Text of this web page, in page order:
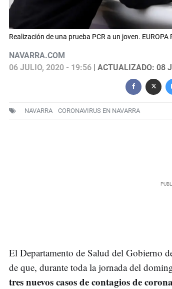
Realización de una prueba PCR a un joven. EUROPA
NAVARRA.COM
06 JULIO, 2020 - 19:56| ACTUALIZADO: 08
NAVARRA CORONAVIRUS EN NAVARRA
El Departamento de Salud del Gobierno
de que, durante toda la jornada del
tres nuevos casos de contagios de